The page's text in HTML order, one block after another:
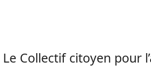
Le Collectif citoyen pour